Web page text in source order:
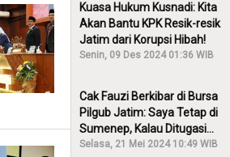
Kuasa Hukum Kusnadi: Kita
Akan Bantu KPK Resik-resik
Jatim dari Korupsi Hibah!
Senin, 09 Des 2024 01:36 WIB
Cak Fauzi Berkibar di Bursa
Pilgub Jatim: Saya Tetap di
Sumenep, Kalau Ditugasi
Partai Lain Cerita!
Selasa, 21 Mei 2024 10:49 WIB